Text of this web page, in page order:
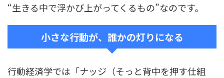
“生きる中で浮かび上がってくるもの”なのです。
小さな行動が、誰かの灯りになる
行動経済学では「ナッジ（そっと背中を押す仕組